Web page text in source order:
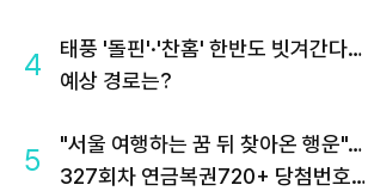
4
태풍 '돌핀'·'찬홈' 한반도 빗겨간다…
예상 경로는?
5
"서울 여행하는 꿈 뒤 찾아온 행운"…
327회차 연금복권720+ 당첨번호조